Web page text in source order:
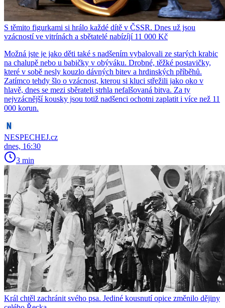
S těmito figurkami si hrálo každé dítě v ČSSR. Dnes už jsou
vzácností ve vitrínách a sbětatelé nabízíjí 11 000 Kč
Možná jste je jako děti také s nadšením vybalovali ze starých krabic
na chalupě nebo u babičky v obýváku. Drobné, těžké postavičky,
které v sobě nesly kouzlo dávných bitev a hrdinských příběhů.
Zatímco tehdy šlo o vzácnost, kterou si kluci střežili jako oko v
hlavě, dnes se mezi sběrateli strhla nefalšovaná bitva. Za ty
nejvzácnější kousky jsou totiž nadšenci ochotni zaplatit i více než 11
000 korun.
NESPECHEJ.cz
dnes, 16:30
3 min
Král chtěl zachránit svého psa. Jediné kousnutí opice změnilo dějiny